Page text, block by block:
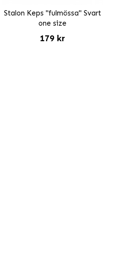
Stalon Keps "fulmössa" Svart
one size
179 kr